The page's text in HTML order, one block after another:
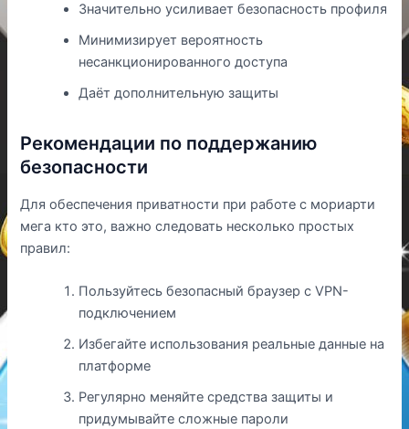
Значительно усиливает безопасность профиля
Минимизирует вероятность
несанкционированного доступа
Даёт дополнительную защиты
Рекомендации по поддержанию
безопасности
Для обеспечения приватности при работе с мориарти
мега кто это, важно следовать несколько простых
правил:
Пользуйтесь безопасный браузер с VPN-
подключением
Избегайте использования реальные данные на
платформе
Регулярно меняйте средства защиты и
придумывайте сложные пароли